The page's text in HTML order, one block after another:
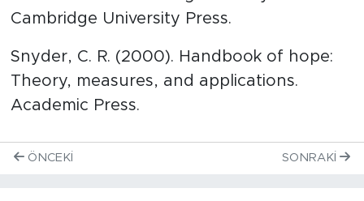
Cambridge University Press.
​Snyder, C. R. (2000). Handbook of hope:
Theory, measures, and applications.
Academic Press.
ÖNCEKI SONRAKI